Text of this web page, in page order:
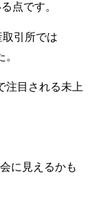
点です。
引所では
注目される未上
に見えるかも